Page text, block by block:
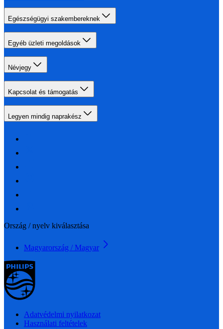
Egészségügyi szakembereknek
Egyéb üzleti megoldások
Névjegy
Kapcsolat és támogatás
Legyen mindig naprakész
Ország / nyelv kiválasztása
Magyarország / Magyar
Adatvédelmi nyilatkozat
Használati feltételek